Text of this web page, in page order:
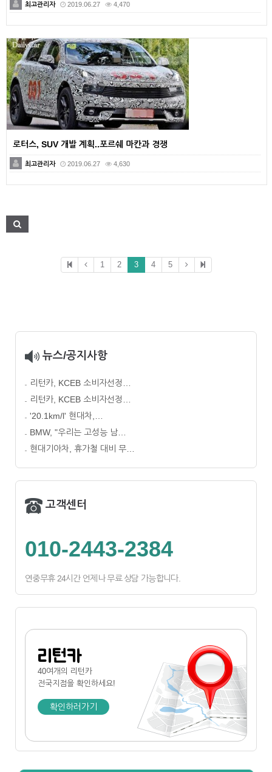
최고관리자 2019.06.27 4,470
로터스, SUV 개발 계획..포르쉐 마칸과 경쟁
최고관리자 2019.06.27 4,630
1 2 3 4 5
뉴스/공지사항
리턴카, KCEB 소비자선정…
리턴카, KCEB 소비자선정…
'20.1km/l' 현대차,…
BMW, "우리는 고성능 남…
현대기아차, 휴가철 대비 무…
고객센터
010-2443-2384
연중무휴 24시간 언제나 무료 상담 가능합니다.
리턴카
40여개의 리턴카
전국지점을 확인하세요!
확인하러가기